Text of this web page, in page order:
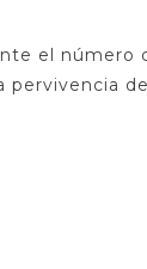
el número
pervivencia